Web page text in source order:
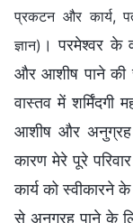
प्रकटन और कार्य,
ज्ञान) । परमेश्वर के
और आशीष पाने की
वास्तव में
आशीष और अनुग्रह
कारण मेरे पूरे
कार्य को स्वीकारने
से अनुग्रह पाने के